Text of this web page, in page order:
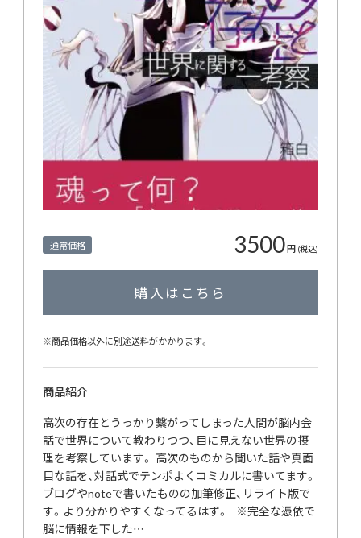
通常価格 3500円 (税込)
購入はこちら
※商品価格以外に別途送料がかかります。
商品紹介
高次の存在とうっかり繋がってしまった人間が脳内会
話で世界について教わりつつ、目に見えない世界の摂
理を考察しています。 高次のものから聞いた話や真面
目な話を、対話式でテンポよくコミカルに書いてます。
ブログやnoteで書いたものの加筆修正、リライト版で
す。より分かりやすくなってるはず。 ※完全な憑依で
脳に情報を下した…